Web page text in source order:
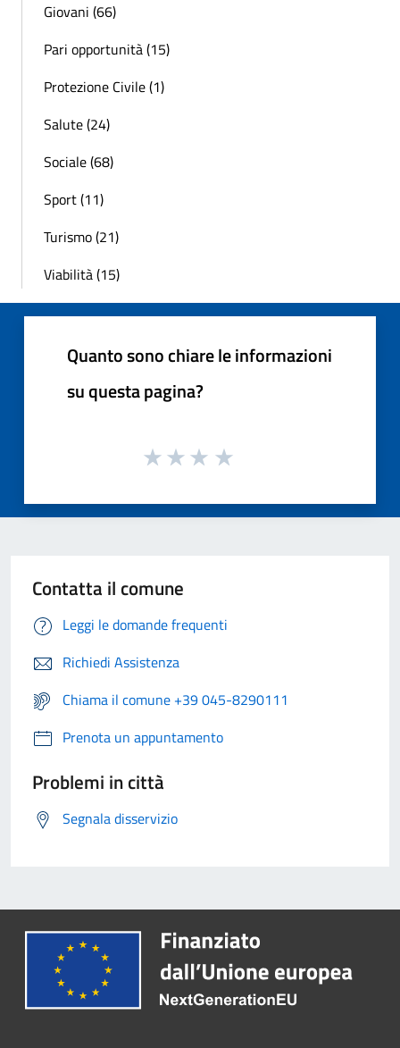
Giovani (66)
Pari opportunità (15)
Protezione Civile (1)
Salute (24)
Sociale (68)
Sport (11)
Turismo (21)
Viabilità (15)
Quanto sono chiare le informazioni
su questa pagina?
Contatta il comune
Leggi le domande frequenti
Richiedi Assistenza
Chiama il comune +39 045-8290111
Prenota un appuntamento
Problemi in città
Segnala disservizio